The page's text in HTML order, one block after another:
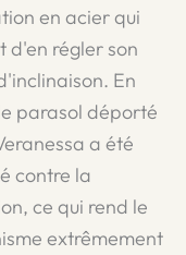
en acier qui
d'en régler son
En
parasol déporté
a été
contre la
ce qui rend le
extrêmement